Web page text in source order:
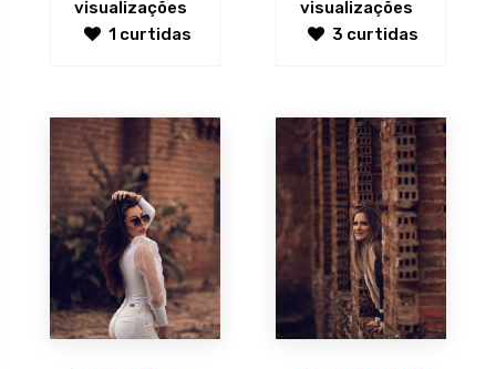
visualizações
1 curtidas
visualizações
3 curtidas